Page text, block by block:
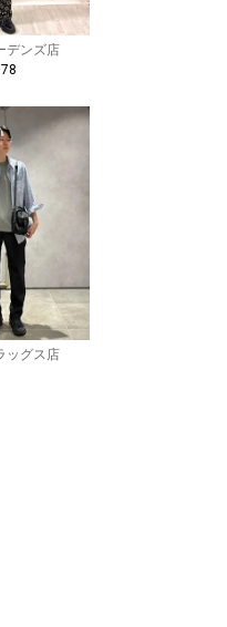
デンズ店
ッグス店